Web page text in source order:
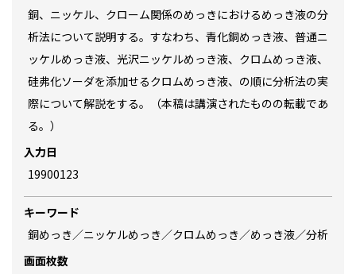
銅、ニッケル、クローム関係のめっきにおけるめっき液の分
析法について説明する。すなわち、青化銅めっき液、普通ニ
ッケルめっき液、光沢ニッケルめっき液、クロムめっき液、
硅弗化ソーダを添加せるクロムめっき液、の順に分析法の実
際について解説をする。（本稿は講演されたものの転載であ
る。）
入力日
19900123
キーワード
銅めっき／ニッケルめっき／クロムめっき／めっき液／分析
画面枚数